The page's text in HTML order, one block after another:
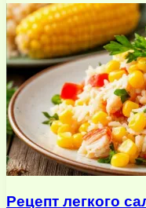
почту
Рецепт легкого